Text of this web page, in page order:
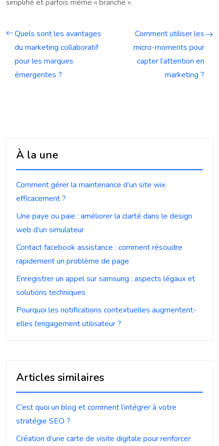
simplifié et parfois même « branché ».
Quels sont les avantages
du marketing collaboratif
pour les marques
émergentes ?
Comment utiliser les
micro-moments pour
capter l’attention en
marketing ?
À la une
Comment gérer la maintenance d’un site wix
efficacement ?
Une paye ou paie : améliorer la clarté dans le design
web d’un simulateur
Contact facebook assistance : comment résoudre
rapidement un problème de page
Enregistrer un appel sur samsung : aspects légaux et
solutions techniques
Pourquoi les notifications contextuelles augmentent-
elles l’engagement utilisateur ?
Articles similaires
C’est quoi un blog et comment l’intégrer à votre
stratégie SEO ?
Création d’une carte de visite digitale pour renforcer